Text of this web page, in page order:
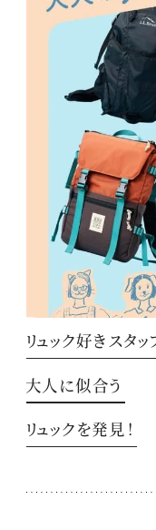
リュック好きスタッ
大人に似合う
リュックを発見！